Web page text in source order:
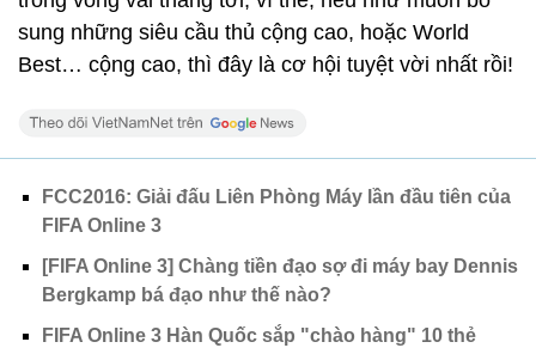
sung những siêu cầu thủ cộng cao, hoặc World
Best… cộng cao, thì đây là cơ hội tuyệt vời nhất rồi!
FCC2016: Giải đấu Liên Phòng Máy lần đầu tiên của
FIFA Online 3
[FIFA Online 3] Chàng tiền đạo sợ đi máy bay Dennis
Bergkamp bá đạo như thế nào?
FIFA Online 3 Hàn Quốc sắp "chào hàng" 10 thẻ